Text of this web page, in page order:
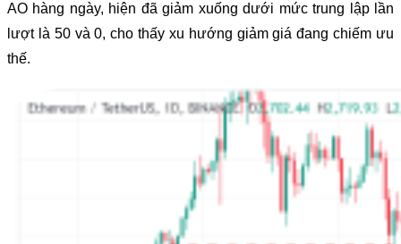
AO hàng ngày, hiện đã giảm xuống dưới mức trung lập lần
lượt là 50 và 0, cho thấy xu hướng giảm giá đang chiếm ưu
thế.